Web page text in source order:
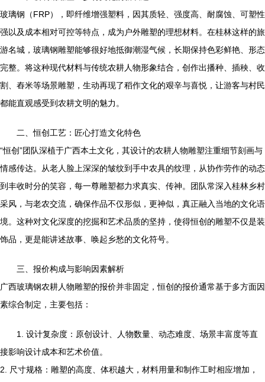
玻璃钢（FRP），即纤维增强塑料，因其质轻、强度高、耐腐蚀、可塑性
强以及成本相对可控等特点，成为户外雕塑的理想材料。在桂林这样的旅
游名城，玻璃钢雕塑能够很好地抵御潮湿气候，长期保持色彩鲜艳、形态
完整。将这种现代材料与传统农耕人物形象结合，创作出播种、插秧、收
割、舂米等场景雕塑，生动再现了稻作文化的艰辛与喜悦，让游客与村民
都能直观感受到农耕文明的魅力。
二、恒创工艺：匠心打造文化特色
“恒创”团队深植于广西本土文化，其设计的农耕人物雕塑注重细节刻画与
情感传达。从老人脸上深深的皱纹到手中农具的纹理，从协作劳作的动态
到丰收时分的笑容，每一尊雕塑都力求真实、传神。团队常深入桂林乡村
采风，与老农交流，确保作品不仅形似，更神似，真正融入当地的文化语
境。这种对文化深度的挖掘和艺术品质的坚持，使得恒创的雕塑不仅是装
饰品，更是能讲述故事、唤起乡愁的文化符号。
三、报价构成与影响因素解析
广西玻璃钢农耕人物雕塑的报价并非固定，恒创的报价通常基于多方面因
素综合制定，主要包括：
1. 设计复杂度：原创设计、人物数量、动态难度、场景丰富度等直
接影响设计成本和艺术价值。
2. 尺寸规格：雕塑的高度、体积越大，材料用量和制作工时相应增加，